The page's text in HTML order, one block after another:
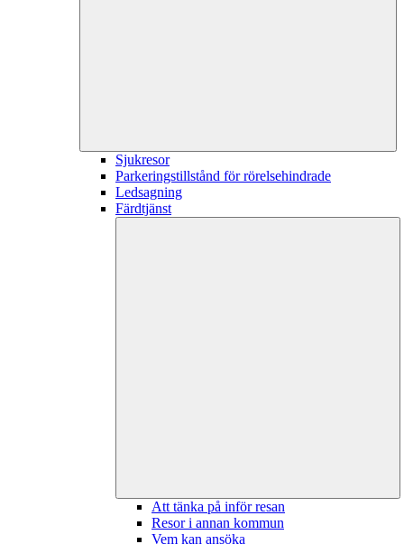
Sjukresor
Parkeringstillstånd för rörelsehindrade
Ledsagning
Färdtjänst
Att tänka på inför resan
Resor i annan kommun
Vem kan ansöka